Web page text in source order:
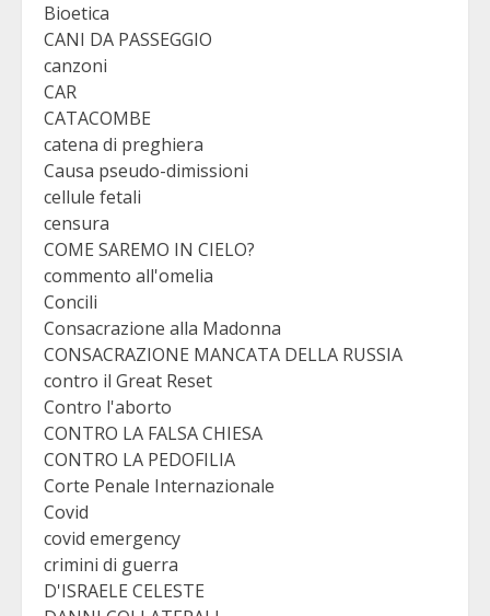
Bioetica
CANI DA PASSEGGIO
canzoni
CAR
CATACOMBE
catena di preghiera
Causa pseudo-dimissioni
cellule fetali
censura
COME SAREMO IN CIELO?
commento all'omelia
Concili
Consacrazione alla Madonna
CONSACRAZIONE MANCATA DELLA RUSSIA
contro il Great Reset
Contro l'aborto
CONTRO LA FALSA CHIESA
CONTRO LA PEDOFILIA
Corte Penale Internazionale
Covid
covid emergency
crimini di guerra
D'ISRAELE CELESTE